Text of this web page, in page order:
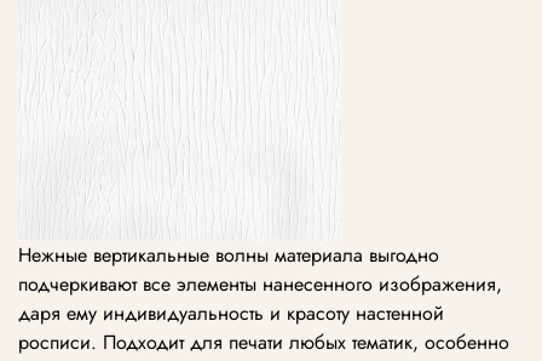
Нежные вертикальные волны материала выгодно
подчеркивают все элементы нанесенного изображения,
даря ему индивидуальность и красоту настенной
росписи. Подходит для печати любых тематик, особенно